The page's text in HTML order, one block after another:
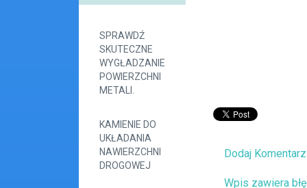
SPRAWDŹ
SKUTECZNE
WYGŁADZANIE
POWIERZCHNI
METALI.
KAMIENIE DO
UKŁADANIA
NAWIERZCHNI
DROGOWEJ
Dodaj Komentarz
Wpis zawiera